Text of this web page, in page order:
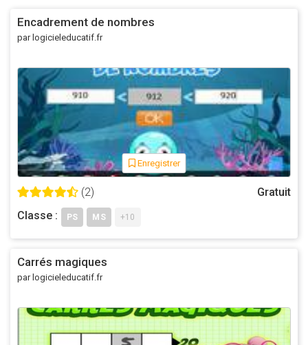
Encadrement de nombres
par logicieleducatif.fr
Enregistrer
(2)
Gratuit
Classe :
PS MS +10
Carrés magiques
par logicieleducatif.fr